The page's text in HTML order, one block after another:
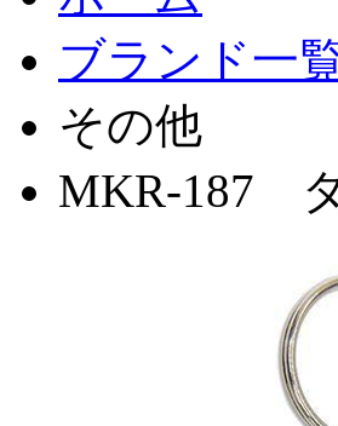
ブランド一
その他
MKR-187